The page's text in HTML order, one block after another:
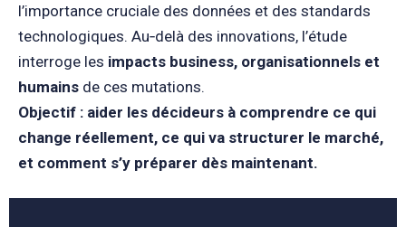
l’importance cruciale des données et des standards
technologiques. Au‑delà des innovations, l’étude
interroge les impacts business, organisationnels et
humains de ces mutations.
Objectif : aider les décideurs à comprendre ce qui
change réellement, ce qui va structurer le marché,
et comment s’y préparer dès maintenant.